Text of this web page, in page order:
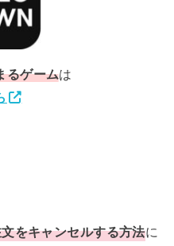
るゲームは
をキャンセルする方法に